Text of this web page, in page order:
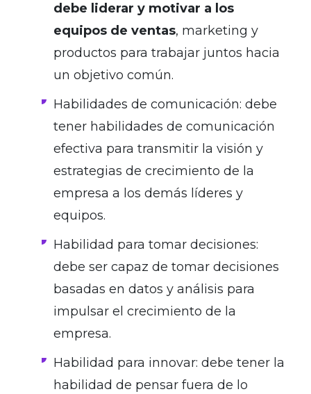
debe liderar y motivar a los
equipos de ventas, marketing y
productos para trabajar juntos hacia
un objetivo común.
Habilidades de comunicación: debe
tener habilidades de comunicación
efectiva para transmitir la visión y
estrategias de crecimiento de la
empresa a los demás líderes y
equipos.
Habilidad para tomar decisiones:
debe ser capaz de tomar decisiones
basadas en datos y análisis para
impulsar el crecimiento de la
empresa.
Habilidad para innovar: debe tener la
habilidad de pensar fuera de lo